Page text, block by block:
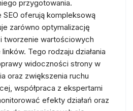
przygotowania.
oferują kompleksową
zarówno optymalizację
tworzenie wartościowych
Tego rodzaju działania
widoczności strony w
oraz zwiększenia ruchu
współpraca z ekspertami
efekty działań oraz